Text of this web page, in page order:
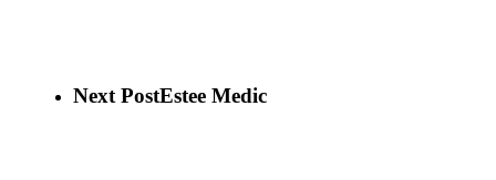
Next PostEstee Medic